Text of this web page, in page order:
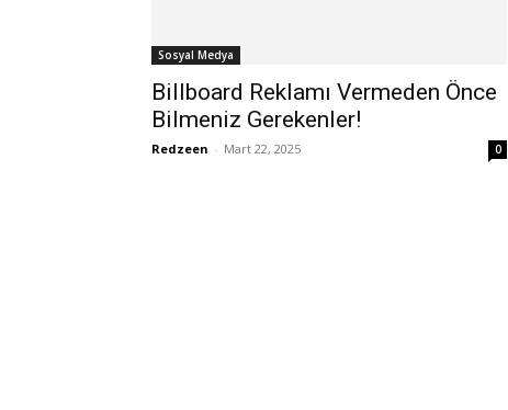
Sosyal Medya
Billboard Reklamı Vermeden Önce
Bilmeniz Gerekenler!
Redzeen - Mart 22, 2025 0